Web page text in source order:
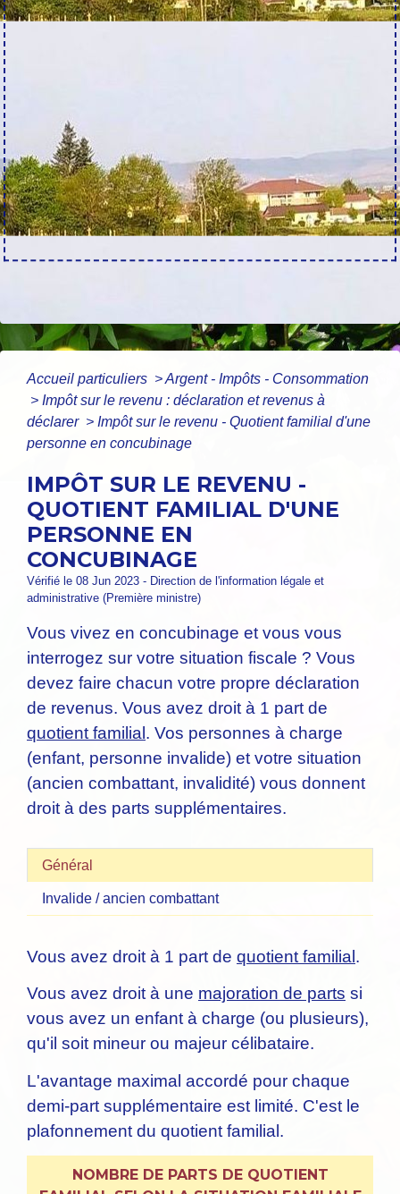
Accueil particuliers >Argent - Impôts - Consommation
> Impôt sur le revenu : déclaration et revenus à
déclarer > Impôt sur le revenu - Quotient familial d'une
personne en concubinage
IMPÔT SUR LE REVENU -
QUOTIENT FAMILIAL D'UNE
PERSONNE EN
CONCUBINAGE
Vérifié le 08 Jun 2023 - Direction de l'information légale et
administrative (Première ministre)
Vous vivez en concubinage et vous vous
interrogez sur votre situation fiscale ? Vous
devez faire chacun votre propre déclaration
de revenus. Vous avez droit à 1 part de
quotient familial . Vos personnes à charge
(enfant, personne invalide) et votre situation
(ancien combattant, invalidité) vous donnent
droit à des parts supplémentaires.
Général
Invalide / ancien combattant
Vous avez droit à 1 part de quotient familial .
Vous avez droit à une majoration de parts si
vous avez un enfant à charge (ou plusieurs),
qu'il soit mineur ou majeur célibataire.
L'avantage maximal accordé pour chaque
demi-part supplémentaire est limité. C'est le
plafonnement du quotient familial.
NOMBRE DE PARTS DE QUOTIENT